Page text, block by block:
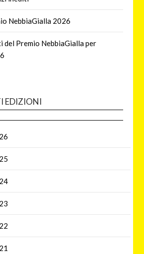
NebbiaGialla 2026
del Premio NebbiaGialla per
EDIZIONI